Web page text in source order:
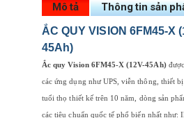
Mô tả Thông tin sản
ẮC QUY VISION 6FM45-X
45Ah)
Ắc quy Vision 6FM45-X (12V-45Ah)
các ứng dụng như UPS, viễn thông, thiết
tuổi thọ thiết kế trên 10 năm, dòng sản
các tiêu chuẩn quốc tế phổ biến nhất như: